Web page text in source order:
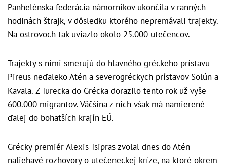
Panhelénska federácia námorníkov ukončila v ranných
hodinách štrajk, v dôsledku ktorého nepremávali trajekty.
Na ostrovoch tak uviazlo okolo 25.000 utečencov.
Trajekty s nimi smerujú do hlavného gréckeho prístavu
Pireus neďaleko Atén a severogréckych prístavov Solún a
Kavala. Z Turecka do Grécka dorazilo tento rok už vyše
600.000 migrantov. Väčšina z nich však má namierené
ďalej do bohatších krajín EÚ.
Grécky premiér Alexis Tsipras zvolal dnes do Atén
naliehavé rozhovory o utečeneckej kríze, na ktoré okrem